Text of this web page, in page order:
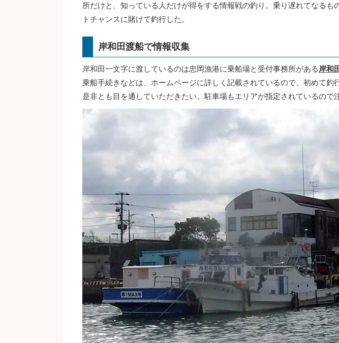
所だけと、知っている人だけが得をする情報戦の釣り。乗り遅れてなるも
トチャンスに賭けて釣行した。
岸和田渡船で情報収集
岸和田一文字に渡しているのは忠岡漁港に乗船場と受付事務所がある岸和
乗船手続きなどは、ホームページに詳しく記載されているので、初めて釣
是非とも目を通していただきたい。駐車場もエリアが指定されているので